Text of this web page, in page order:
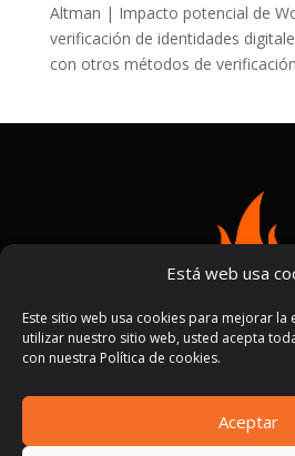
Está web usa
Este sitio web usa cookies para mejorar la
utilizar nuestro sitio web, usted acepta
con nuestra Política de cookies.
Aceptar
Altman | Impacto potencial de
verificación de identidades
con otros métodos de
Términos y condiciones|